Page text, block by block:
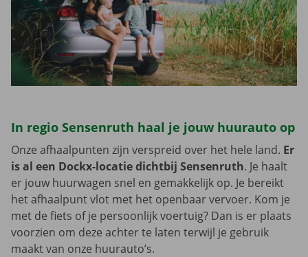
In regio Sensenruth haal je jouw huurauto op
Onze afhaalpunten zijn verspreid over het hele land. Er
is al een Dockx-locatie dichtbij Sensenruth. Je haalt
er jouw huurwagen snel en gemakkelijk op. Je bereikt
het afhaalpunt vlot met het openbaar vervoer. Kom je
met de fiets of je persoonlijk voertuig? Dan is er plaats
voorzien om deze achter te laten terwijl je gebruik
maakt van onze huurauto’s.